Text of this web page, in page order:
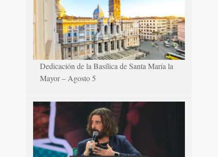
Dedicación de la Basílica de Santa María la
Mayor – Agosto 5